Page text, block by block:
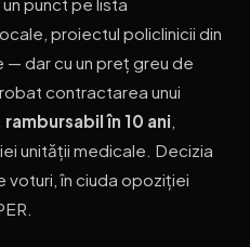
punct pe lista
proiectul policlinicii din
— dar cu un preț greu de
contractarea unui
în 10 ani
unității medicale. Decizia
voturi, în ciuda opoziției